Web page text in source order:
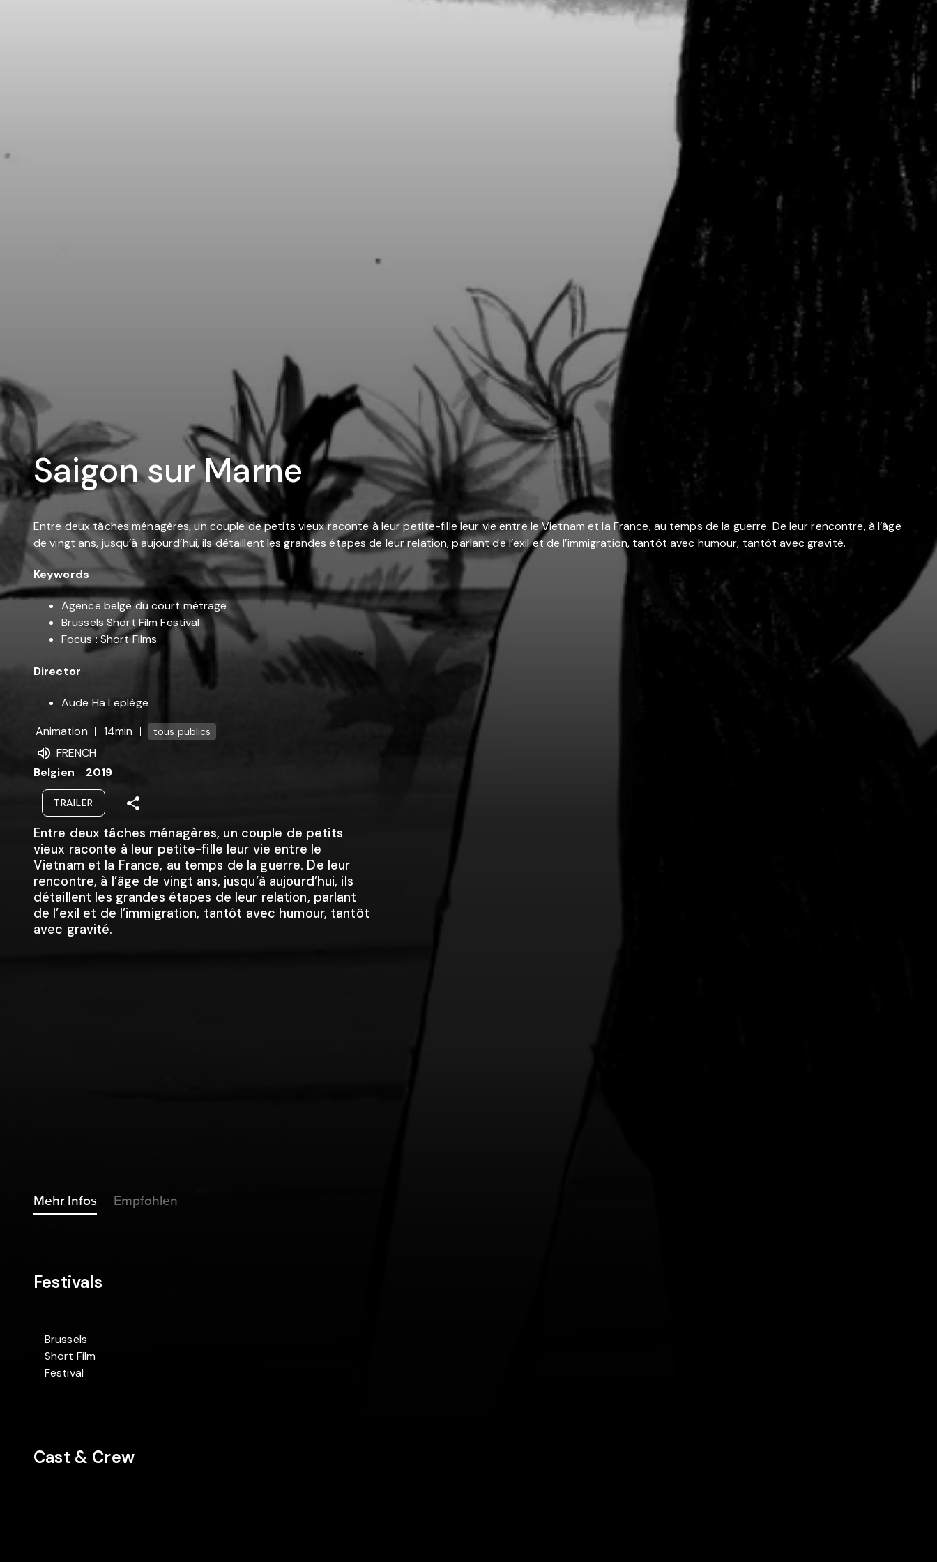
Saigon sur Marne
Entre deux tâches ménagères, un couple de petits vieux raconte à leur petite-fille leur vie entre le Vietnam et la France, au temps de la guerre. De leur rencontre, à l’âge
de vingt ans, jusqu’à aujourd’hui, ils détaillent les grandes étapes de leur relation, parlant de l’exil et de l’immigration, tantôt avec humour, tantôt avec gravité.
Keywords
Agence belge du court métrage
Brussels Short Film Festival
Focus : Short Films
Director
Aude Ha Leplège
Animation
14min tous publics
FRENCH
Belgien
2019
TRAILER
Entre deux tâches ménagères, un couple de petits
vieux raconte à leur petite-fille leur vie entre le
Vietnam et la France, au temps de la guerre. De leur
rencontre, à l’âge de vingt ans, jusqu’à aujourd’hui, ils
détaillent les grandes étapes de leur relation, parlant
de l’exil et de l’immigration, tantôt avec humour, tantôt
avec gravité.
Mehr Infos Empfohlen
Festivals
Brussels
Short Film
Festival
Cast & Crew